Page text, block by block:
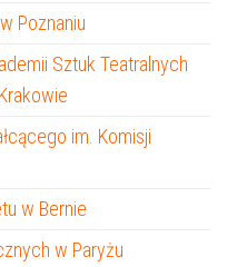
Poznaniu
Sztuk Teatralnych
im. Komisji
w Bernie
w Paryżu